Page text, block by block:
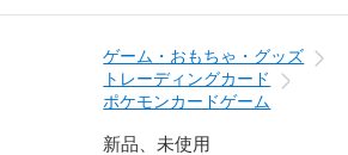
ゲーム・おもちゃ・グッズ
トレーディングカード
ポケモンカードゲーム
新品、未使用